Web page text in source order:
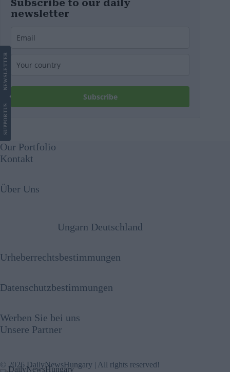
Subscribe to our daily
newsletter
Subscribe
SUPPORT
US
NEWS
LETTER
Our Portfolio
Kontakt
Über Uns
Ungarn Deutschland
Urheberrechtsbestimmungen
Datenschutzbestimmungen
Werben Sie bei uns
Unsere Partner
© 2026 DailyNewsHungary | All rights reserved!